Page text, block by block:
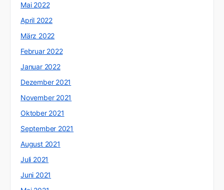
Mai 2022
April 2022
März 2022
Februar 2022
Januar 2022
Dezember 2021
November 2021
Oktober 2021
September 2021
August 2021
Juli 2021
Juni 2021